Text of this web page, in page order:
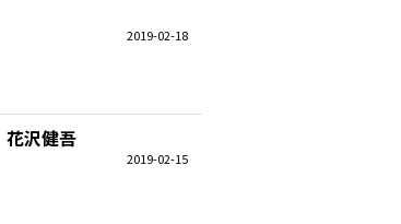
2019-02-18
花沢健吾
2019-02-15